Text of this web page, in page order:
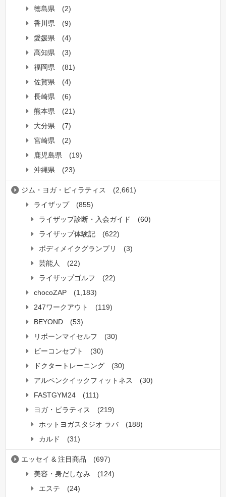
徳島県
(2)
香川県
(9)
愛媛県
(4)
高知県
(3)
福岡県
(81)
佐賀県
(4)
長崎県
(6)
熊本県
(21)
大分県
(7)
宮崎県
(2)
鹿児島県
(19)
沖縄県
(23)
ジム・ヨガ・ピィラティス
(2,661)
ライザップ
(855)
ライザップ診断・入会ガイド
(60)
ライザップ体験記
(622)
ボディメイクグランプリ
(3)
芸能人
(22)
ライザップゴルフ
(22)
chocoZAP
(1,183)
247ワークアウト
(119)
BEYOND
(53)
リボーンマイセルフ
(30)
ビーコンセプト
(30)
ドクタートレーニング
(30)
アルペンクイックフィットネス
(30)
FASTGYM24
(111)
ヨガ・ピラティス
(219)
ホットヨガスタジオ ラバ
(188)
カルド
(31)
エッセイ & 注目商品
(697)
美容・身だしなみ
(124)
エステ
(24)